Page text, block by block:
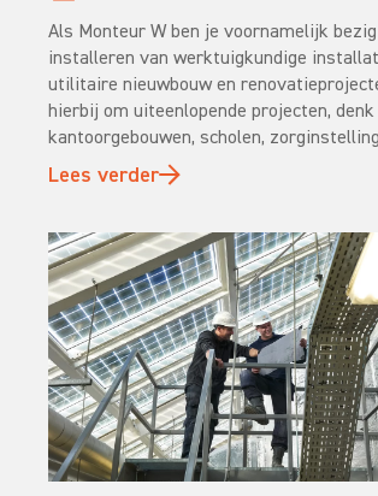
Als Monteur W ben je voornamelijk
installeren van werktuigkundige
utilitaire nieuwbouw en
hierbij om uiteenlopende projecten, denk
kantoorgebouwen, scholen,
Lees verder